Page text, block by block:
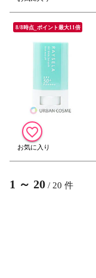
8/8時点_ポイント最大11倍
1 ～ 20 / 20 件